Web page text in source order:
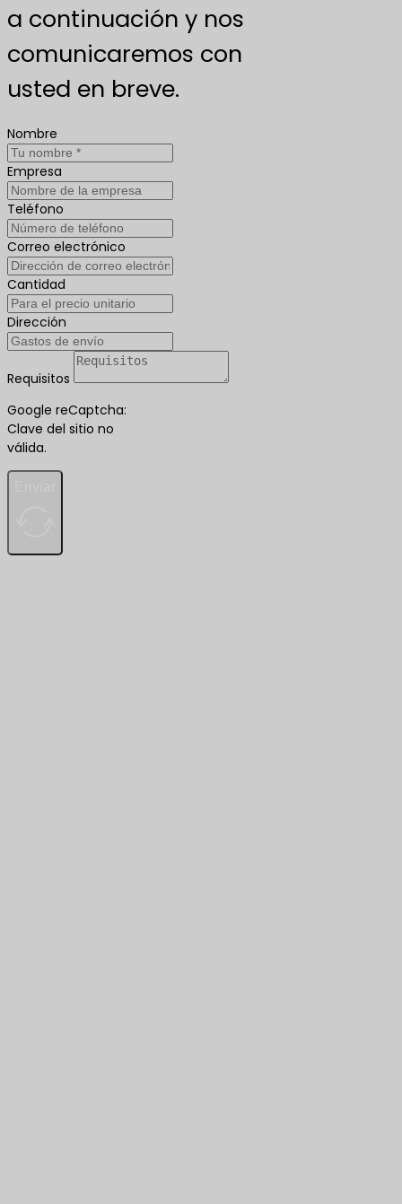
a continuación y nos
comunicaremos con
usted en breve.
Nombre
Empresa
Teléfono
Correo electrónico
Cantidad
Dirección
Requisitos
Google reCaptcha:
Clave del sitio no
válida.